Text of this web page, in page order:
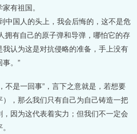
有祖国。
中国人的头上，我会后悔的，这不是危
拥有自己的原子弹和导弹，哪怕它的存
认为这是对抗侵略的准备，手上没有
。”
不是一回事”，言下之意就是，若想要
，那么我们只有自己为自己铸造一把
因为这代表着实力；但我们不一定会